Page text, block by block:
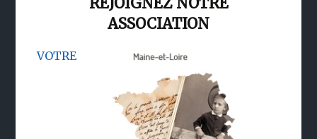
ASSOCIATION
VOTRE